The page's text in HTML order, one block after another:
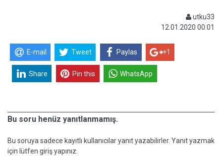
utku33
12.01.2020 00:01
E-mail Tweet Paylas +1
Share Pin this WhatsApp
Bu soru henüz yanıtlanmamış.
Bu soruya sadece kayıtlı kullanıcılar yanıt yazabilirler. Yanıt yazmak
için lütfen giriş yapınız.